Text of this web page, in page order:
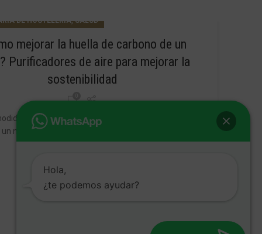
DE HOSTELERÍA,SALUD
mejorar la huella de carbono de un
Purificadores de aire para mejorar la
sostenibilidad
de los huéspedes en la industria hotelera ha
nivel superior, lo que ha provocado que se adopten
medidas más in...
Hola,
¿te podemos ayudar?